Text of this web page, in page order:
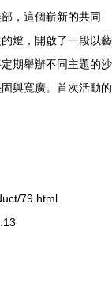
，這個嶄新的共同
燈，開啟了一段以藝
期舉辦不同主題的沙
與寬廣。首次活動的
79.html